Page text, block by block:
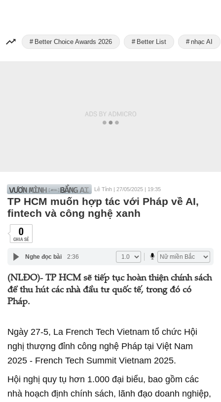
Better Choice Awards 2026 Better List nhạc AI
Lê Tỉnh | 27/05/2025 | 19:35
TP HCM muốn hợp tác với Pháp về AI,
fintech và công nghệ xanh
0
CHIA SẺ
Nghe đọc bài 2:36
(NLĐO)- TP HCM sẽ tiếp tục hoàn thiện chính sách
để thu hút các nhà đầu tư quốc tế, trong đó có
Pháp.
Ngày 27-5, La French Tech Vietnam tổ chức Hội
nghị thượng đỉnh công nghệ Pháp tại Việt Nam
2025 - French Tech Summit Vietnam 2025.
Hội nghị quy tụ hơn 1.000 đại biểu, bao gồm các
nhà hoạch định chính sách, lãnh đạo doanh nghiệp,